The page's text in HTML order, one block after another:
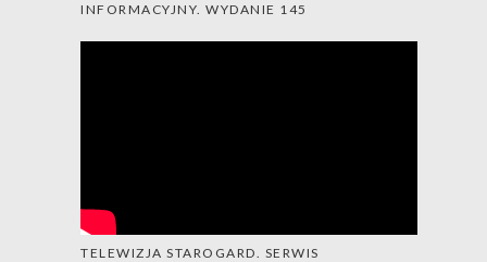
INFORMACYJNY. WYDANIE 145
TELEWIZJA STAROGARD. SERWIS